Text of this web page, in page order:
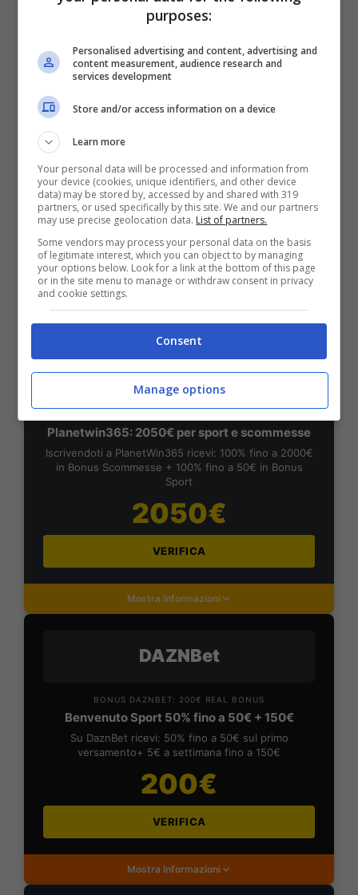
VERIFICA
Mostra Informazioni
Bonus Benvenuto Sport: fino a 1.000€
50% sul deposito fino a 50€
1000€
VERIFICA
Mostra Informazioni
PlanetWin365
Planetwin365: 2050€ per sport e scommesse
Iscrivendoti a PlanetWin365 ricevi: 100% fino a 2000€
in Bonus Scommesse + 100% fino a 50€ in Bonus
Sport
2050€
VERIFICA
Mostra Informazioni
DAZNBet
BONUS DAZNBET: 200€ REAL BONUS
Benvenuto Sport 50% fino a 50€ + 150€
Su DaznBet ricevi: 50% fino a 50€ sul primo
versamento+ 5€ a settimana fino a 150€
200€
VERIFICA
Mostra Informazioni
purposes:
Personalised advertising and content, advertising and
content measurement, audience research and
services development
Store and/or access information on a device
Learn more
Your personal data will be processed and information from
your device (cookies, unique identifiers, and other device
data) may be stored by, accessed by and shared with 319
partners, or used specifically by this site. We and our partners
may use precise geolocation data. List of partners.
Some vendors may process your personal data on the basis
of legitimate interest, which you can object to by managing
your options below. Look for a link at the bottom of this page
or in the site menu to manage or withdraw consent in privacy
and cookie settings.
Consent
Manage options